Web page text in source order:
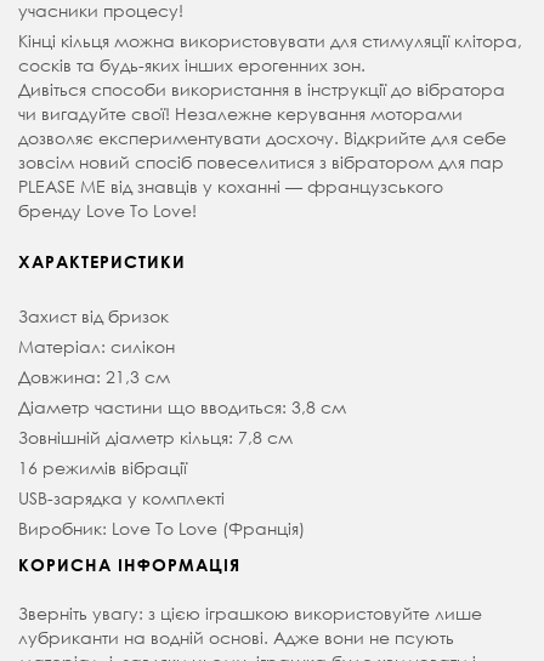
учасники процесу!
Кінці кільця можна використовувати для стимуляції клітора,
сосків та будь-яких інших ерогенних зон.
Дивіться способи використання в інструкції до вібратора
чи вигадуйте свої! Незалежне керування моторами
дозволяє експериментувати досхочу. Відкрийте для себе
зовсім новий спосіб повеселитися з вібратором для пар
PLEASE ME від знавців у коханні — французського
бренду Love To Love!
ХАРАКТЕРИСТИКИ
Захист від бризок
Матеріал: силікон
Довжина: 21,3 см
Діаметр частини що вводиться: 3,8 см
Зовнішній діаметр кільця: 7,8 см
16 режимів вібрації
USB-зарядка у комплекті
Виробник: Love To Love (Франція)
КОРИСНА ІНФОРМАЦІЯ
Зверніть увагу: з цією іграшкою використовуйте лише
лубриканти на водній основі. Адже вони не псують